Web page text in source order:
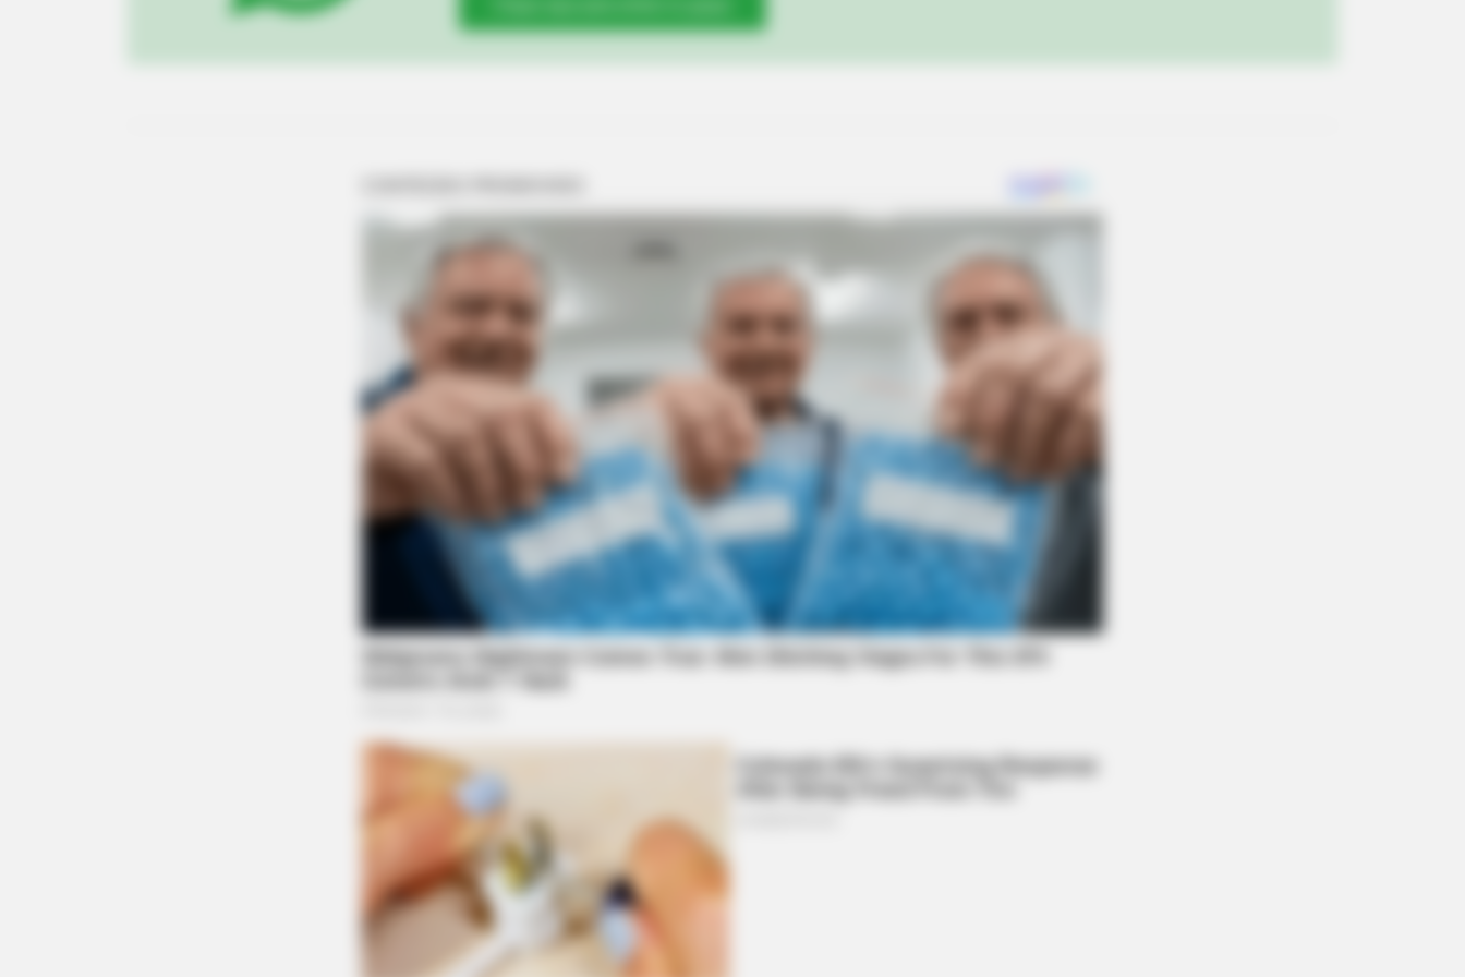
Bollywood’s Boldest Dance Scenes Still Trending Will You Survive? 10 Things To Keep In Your Emergency Kit
Disney’s Live-Action Simba Was Based
BRAINBERRIES
The Truth Will Finally Set Gina Carano
Free
BRAINBERRIES
The Bodyguard's Hidden Bloopers
She Gave Up A Normal Life To Act Like A Horse